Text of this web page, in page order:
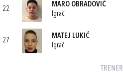
22
MARO OBRADOVIĆ
Igrač
27
MATEJ LUKIĆ
Igrač
TRENER